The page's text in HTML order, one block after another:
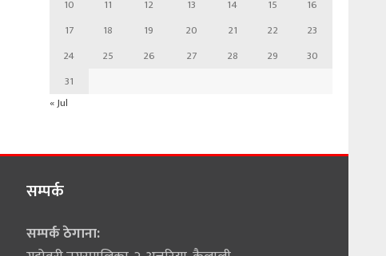
10
11 12 13 14 15
16
17
18 19 20 21 22
23
24
25 26 27 28 29
30
31
« Jul
सम्पर्क
सम्पर्क ठेगाना: